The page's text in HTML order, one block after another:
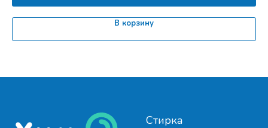
В корзину
Стирка